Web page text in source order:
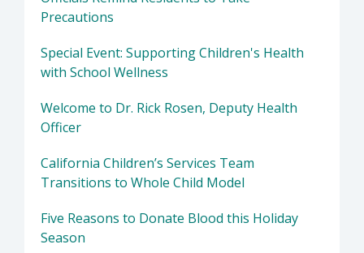
Precautions
Special Event: Supporting Children's Health
with School Wellness
Welcome to Dr. Rick Rosen, Deputy Health
Officer
California Children’s Services Team
Transitions to Whole Child Model
Five Reasons to Donate Blood this Holiday
Season